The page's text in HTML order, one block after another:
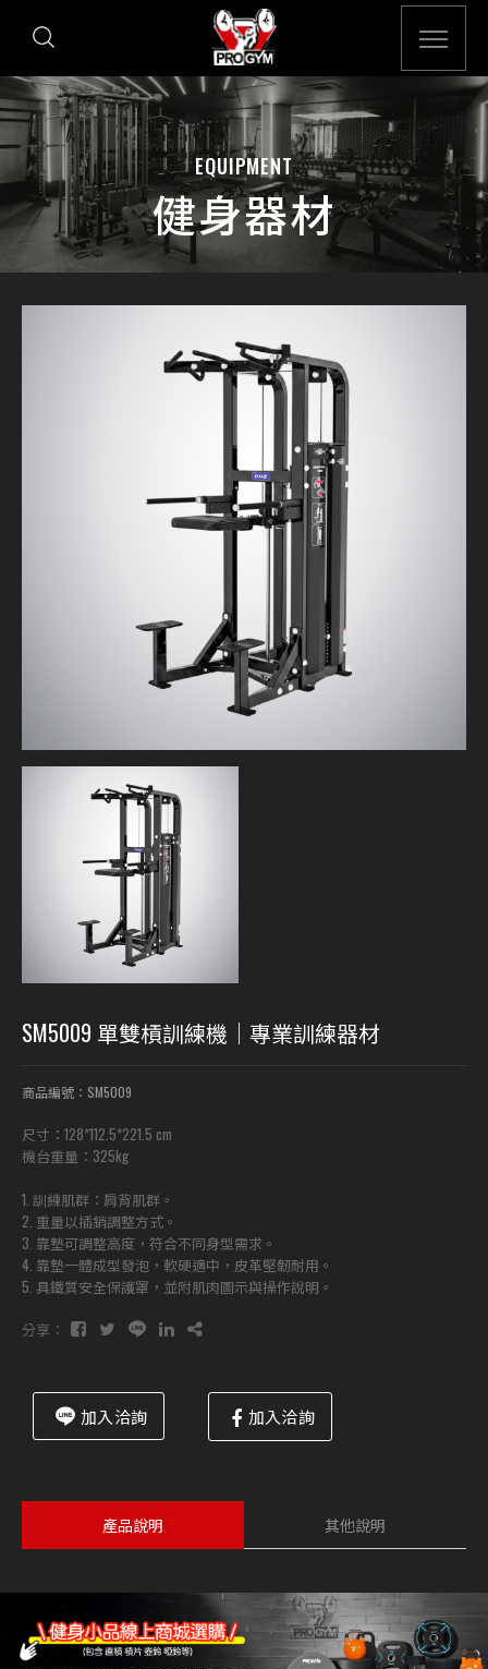
EQUIPMENT
健身器材
SM5009 單雙槓訓練機｜專業訓練器材
商品編號：SM5009
尺寸：128*112.5*221.5 cm
機台重量：325kg
1. 訓練肌群：肩背肌群。
2. 重量以插銷調整方式。
3. 靠墊可調整高度，符合不同身型需求。
4. 靠墊一體成型發泡，軟硬適中，皮革堅韌耐用。
5. 具鐵質安全保護罩，並附肌肉圖示與操作說明。
分享：
加入洽詢 加入洽詢
產品說明 其他說明